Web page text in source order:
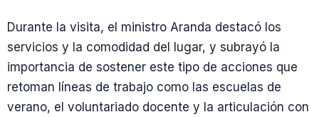
Durante la visita, el ministro Aranda destacó los
servicios y la comodidad del lugar, y subrayó la
importancia de sostener este tipo de acciones que
retoman líneas de trabajo como las escuelas de
verano, el voluntariado docente y la articulación con